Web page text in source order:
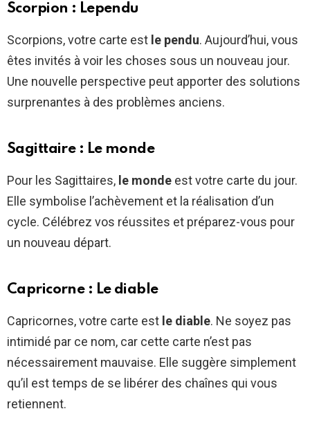
Scorpion : Lependu
Scorpions, votre carte est le pendu. Aujourd’hui, vous
êtes invités à voir les choses sous un nouveau jour.
Une nouvelle perspective peut apporter des solutions
surprenantes à des problèmes anciens.
Sagittaire : Le monde
Pour les Sagittaires, le monde est votre carte du jour.
Elle symbolise l’achèvement et la réalisation d’un
cycle. Célébrez vos réussites et préparez-vous pour
un nouveau départ.
Capricorne : Le diable
Capricornes, votre carte est le diable. Ne soyez pas
intimidé par ce nom, car cette carte n’est pas
nécessairement mauvaise. Elle suggère simplement
qu’il est temps de se libérer des chaînes qui vous
retiennent.